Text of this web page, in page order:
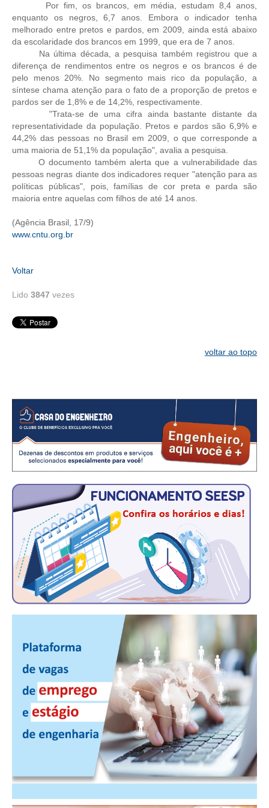
CONTRIBUIÇÕES
CONTRIBUIÇÃO ASSISTENCIAL
CONTRIBUIÇÃO ASSOCIATIVA OU ANUIDADE DE SÓCIO
CONTRIBUIÇÃO SINDICAL URBANA
REVISÃO DE APOSENTADORIA
FGTS EXPURGOS
FGTS CORREÇÃO
LEGISLAÇÃO
LEI 5.194/1966 – REGULAMENTAÇÃO DA PROFISSÃO
LEI 6.496/1977 – ART
RES 1.002/2002 – CÓDIGO DE ÉTICA
HOMOLOGAÇÕES
APRESENTAÇÃO
EMPREGO E ESTÁGIO
CARREIRA
AUTÔNOMOS E SERVIÇOS
NEWSLETTER
GUIA DAS ENGENHARIAS
CONTATO
CURSOS
BENEFÍCIOS
APOSENTADORIA
CONVÊNIOS
SEESPPREV
Por fim, os brancos, em média, estudam 8,4 anos,
enquanto os negros, 6,7 anos. Embora o indicador tenha
melhorado entre pretos e pardos, em 2009, ainda está abaixo
da escolaridade dos brancos em 1999, que era de 7 anos.
Na última década, a pesquisa também registrou que a
diferença de rendimentos entre os negros e os brancos é de
pelo menos 20%. No segmento mais rico da população, a
síntese chama atenção para o fato de a proporção de pretos e
pardos ser de 1,8% e de 14,2%, respectivamente.
"Trata-se de uma cifra ainda bastante distante da
representatividade da população. Pretos e pardos são 6,9% e
44,2% das pessoas no Brasil em 2009, o que corresponde a
uma maioria de 51,1% da população", avalia a pesquisa.
O documento também alerta que a vulnerabilidade das
pessoas negras diante dos indicadores requer "atenção para as
políticas públicas", pois, famílias de cor preta e parda são
maioria entre aquelas com filhos de até 14 anos.
(Agência Brasil, 17/9)
www.cntu.org.br
Voltar
Lido 3847 vezes
voltar ao topo